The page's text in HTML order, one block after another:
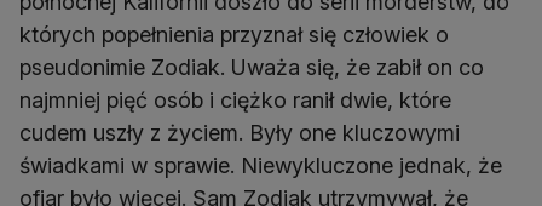
których popełnienia przyznał się człowiek o
pseudonimie Zodiak. Uważa się, że zabił on co
najmniej pięć osób i ciężko ranił dwie, które
cudem uszły z życiem. Były one kluczowymi
świadkami w sprawie. Niewykluczone jednak, że
ofiar było więcej. Sam Zodiak utrzymywał, że